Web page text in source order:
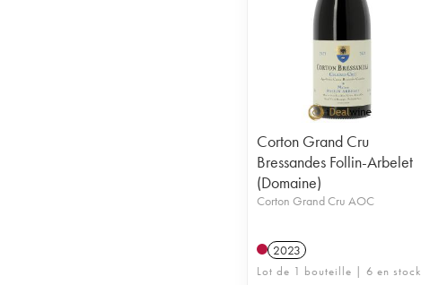
Corton Grand Cru
Bressandes Follin-Arbelet
(Domaine)
Corton Grand Cru AOC
2023
Lot de 1 bouteille | 6 en stock